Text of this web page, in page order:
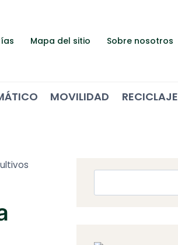
Mapa del sitio Sobre nosotros
MOVILIDAD RECICLAJE